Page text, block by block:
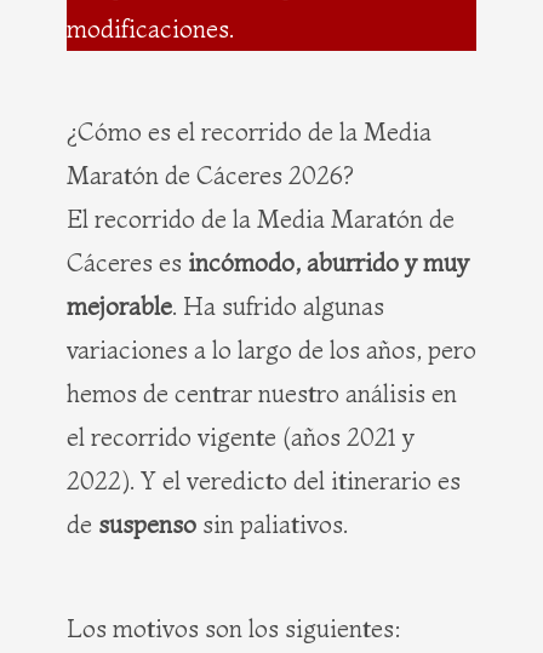
modificaciones.
¿Cómo es el recorrido de la Media
Maratón de Cáceres 2026?
El recorrido de la Media Maratón de
Cáceres es incómodo, aburrido y muy
mejorable. Ha sufrido algunas
variaciones a lo largo de los años, pero
hemos de centrar nuestro análisis en
el recorrido vigente (años 2021 y
2022). Y el veredicto del itinerario es
de suspenso sin paliativos.
Los motivos son los siguientes: